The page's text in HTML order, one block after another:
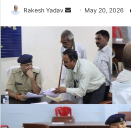
Rakesh Yadav
n
d
a
n
e
m
a
i
May 20, 2026